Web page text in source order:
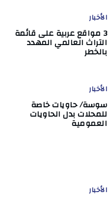
الأخبار
3 مواقع عربية على قائمة
التراث العالمي المهدد
بالخطر
الأخبار
سوسة/ حاويات خاصة
للمحلات بدل الحاويات
العمومية
الأخبار